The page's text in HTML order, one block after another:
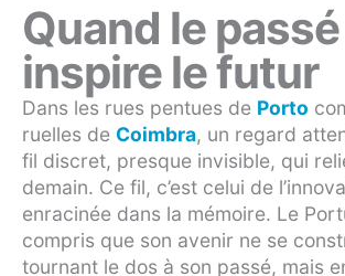
Quand le passé
inspire le futur
Dans les rues pentues de Porto
ruelles de Coimbra, un regard
fil discret, presque invisible, qui
demain. Ce fil, c’est celui de
enracinée dans la mémoire. Le
compris que son avenir ne se
tournant le dos à son passé, mais